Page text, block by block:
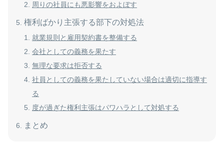
周りの社員にも悪影響をおよぼす
権利ばかり主張する部下の対処法
就業規則と雇用契約書を整備する
会社としての義務を果たす
無理な要求は拒否する
社員としての義務を果たしていない場合は適切に指導す
る
度が過ぎた権利主張はパワハラとして対処する
まとめ